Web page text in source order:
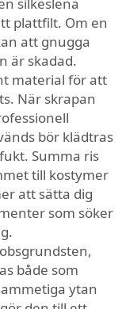
plattfilt. Om en
att gnugga
är skadad.
material för att
När skrapan
bör klädtras
Summa ris
till kostymer
att sätta dig
som söker
både som
ytan